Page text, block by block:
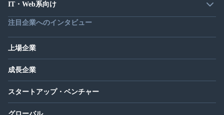
IT・Web系向け
注目企業へのインタビュー
上場企業
成長企業
スタートアップ・ベンチャー